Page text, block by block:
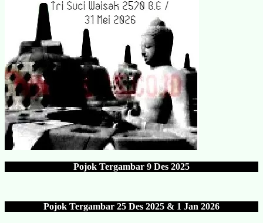
Pojok Tergambar 9 Des 2025
Pojok Tergambar 25 Des 2025 & 1 Jan 2026